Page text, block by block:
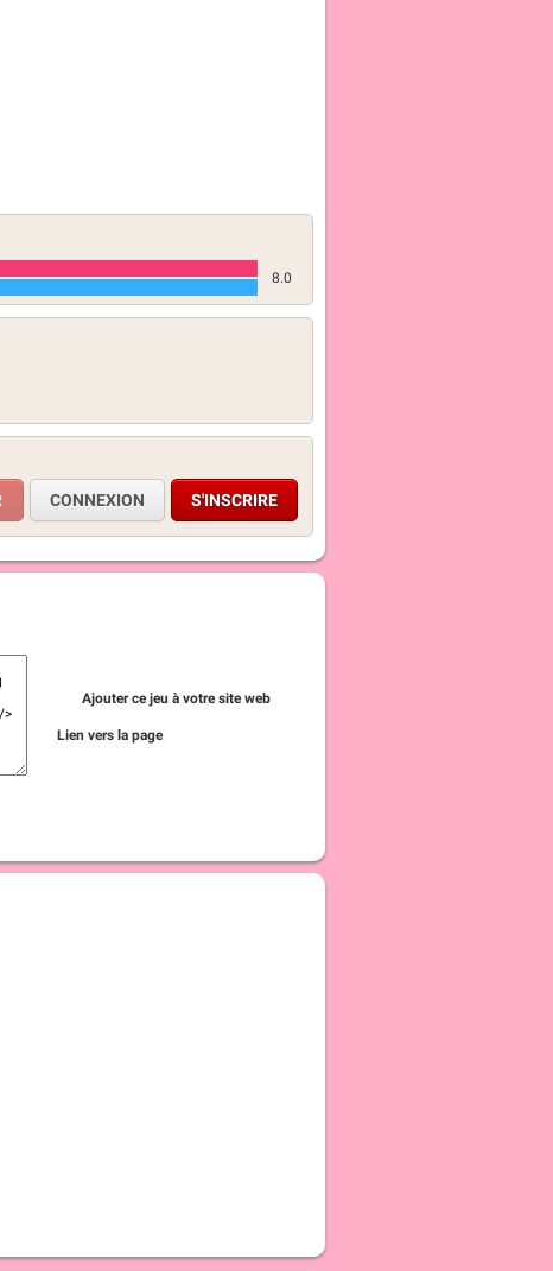
8.0
CONNEXION S'INSCRIRE
Ajouter ce jeu à votre site web
Lien vers la page